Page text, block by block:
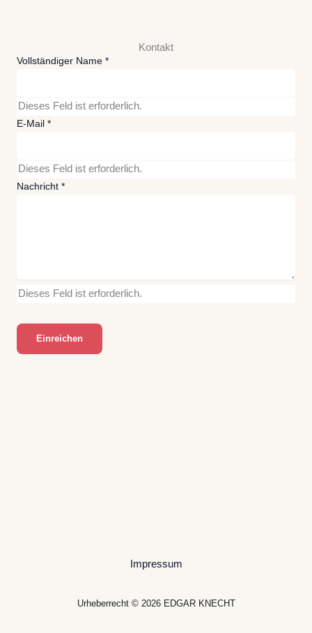
Kontakt
Vollständiger Name *
Dieses Feld ist erforderlich.
E-Mail *
Dieses Feld ist erforderlich.
Nachricht *
Dieses Feld ist erforderlich.
Einreichen
Impressum
Urheberrecht © 2026 EDGAR KNECHT